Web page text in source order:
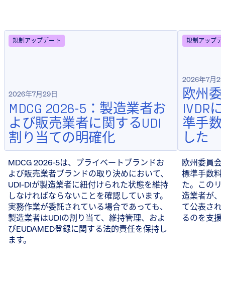
規制アップデート
2026年7月29日
MDCG 2026-5：製造業者お
よび販売業者に関するUDI
割り当ての明確化
MDCG 2026-5は、プライベートブランドお
よび販売業者ブランドの取り決めにおいて、
UDI-DIが製造業者に紐付けられた状態を維持
しなければならないことを確認しています。
実務作業が委託されている場合であっても、
製造業者はUDIの割り当て、維持管理、およ
びEUDAMED登録に関する法的責任を保持し
ます。
規制アップデ
2026年7月
欧州
IVDR
準手
した
欧州委員会
標準手数料
た。このリ
造業者が、
て公表され
るのを支援